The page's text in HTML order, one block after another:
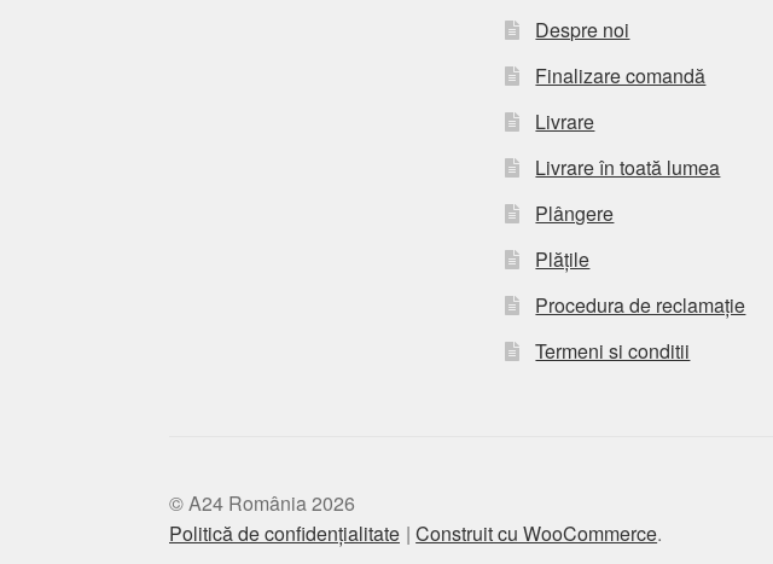
Despre noi
Finalizare comandă
Livrare
Livrare în toată lumea
Plângere
Plățile
Procedura de reclamație
Termeni si conditii
© A24 România 2026
Politică de confidențialitate Construit cu WooCommerce.